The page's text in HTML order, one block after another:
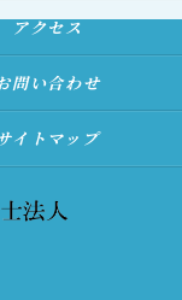
アクセス
問い合わせ
イトマップ